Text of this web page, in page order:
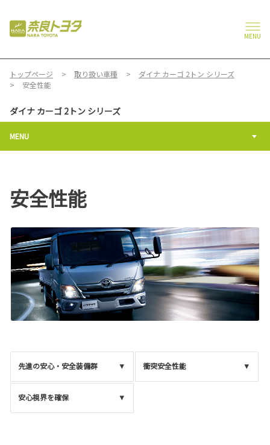
MENU
トップページ 取り扱い車種
ダイナ カーゴ 2トン シリーズ
安全性能
ダイナ カーゴ 2トン シリーズ
MENU
安全性能
先進の安心・安全装備群 衝突安全性能
安心視界を確保